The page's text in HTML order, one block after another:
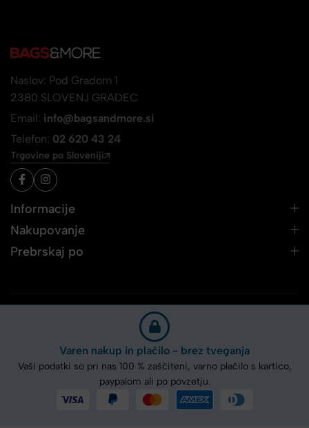
Naslov: Pod Gradom 1
2380 SLOVENJ GRADEC
Email: info@bagsandmore.si
Telefon: 02 620 43 24
Trgovine po Sloveniji
Informacije
Nakupovanje
Prebrskaj po
Varen nakup in plačilo - brez tveganja
Vaši podatki so pri nas 100 % zaščiteni, varno plačilo s kartico,
paypalom ali po povzetju.